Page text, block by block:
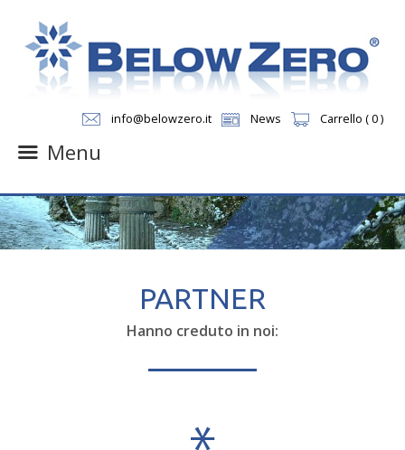
info@belowzero.it News Carrello ( 0 )
Menu
to
content
PARTNER
Hanno creduto in noi: